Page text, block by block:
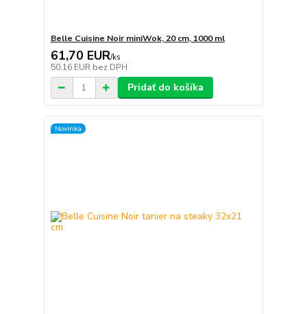
Belle Cuisine Noir miniWok, 20 cm, 1000 ml
61,70 EUR/ks
50,16 EUR bez DPH
Pridať do košíka
Novinka